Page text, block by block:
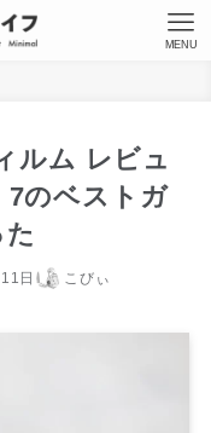
MENU
ルム レビュ
7のベストガ
日 こびぃ